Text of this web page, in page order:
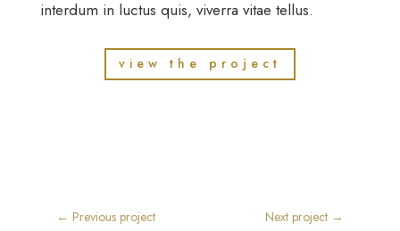
interdum in luctus quis, viverra vitae tellus.
view the project
← Previous project Next project →